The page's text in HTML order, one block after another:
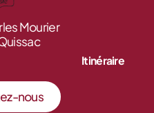
Mourier
Itinéraire
nous